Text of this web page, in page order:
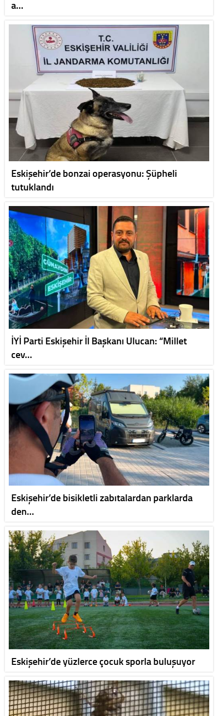
a…
Eskişehir’de bonzai operasyonu: Şüpheli
tutuklandı
İYİ Parti Eskişehir İl Başkanı Ulucan: “Millet
cev…
Eskişehir’de bisikletli zabıtalardan parklarda
den…
Eskişehir’de yüzlerce çocuk sporla buluşuyor